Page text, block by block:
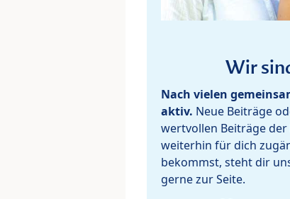
Wir
Nach vielen
aktiv. Neue Beiträge
wertvollen Beiträge
weiterhin für dich
bekommst, steht dir
gerne zur Seite.